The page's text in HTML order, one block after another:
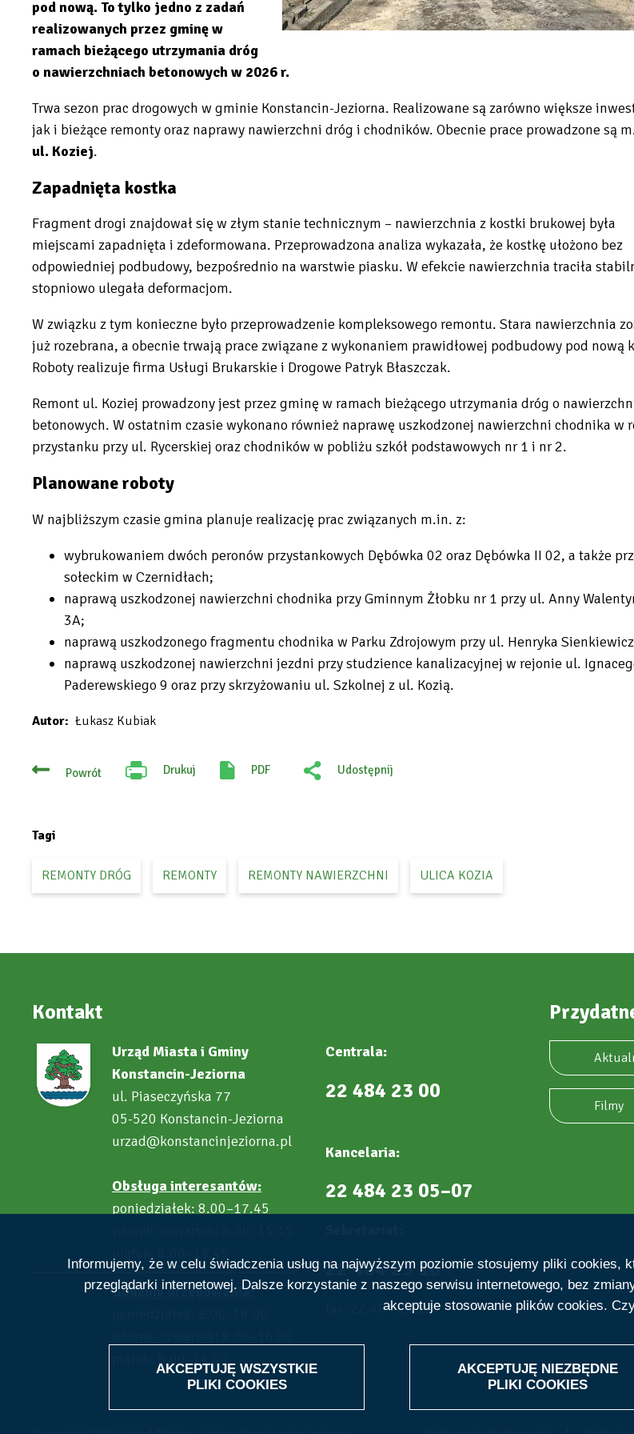
Informujemy, że w celu świadczenia usług na najwyższym poziomie stosujemy pliki cookies,
przeglądarki internetowej. Dalsze korzystanie z naszego serwisu internetowego, bez
akceptuje stosowanie plików cookies.
AKCEPTUJĘ WSZYSTKIE
PLIKI COOKIES
AKCEPTUJĘ NIEZBĘDNE
PLIKI COOKIES
WITHDRAW
CONSENT
pod nową. To tylko jedno z zadań
realizowanych przez gminę w
ramach bieżącego utrzymania dróg
o nawierzchniach betonowych w 2026 r.
Trwa sezon prac drogowych w gminie Konstancin-Jeziorna. Realizowane są zarówno większe
jak i bieżące remonty oraz naprawy nawierzchni dróg i chodników. Obecnie prace prowadzone są
ul. Koziej.
Zapadnięta kostka
Fragment drogi znajdował się w złym stanie technicznym – nawierzchnia z kostki brukowej była
miejscami zapadnięta i zdeformowana. Przeprowadzona analiza wykazała, że kostkę ułożono bez
odpowiedniej podbudowy, bezpośrednio na warstwie piasku. W efekcie nawierzchnia traciła
stopniowo ulegała deformacjom.
W związku z tym konieczne było przeprowadzenie kompleksowego remontu. Stara nawierzchnia
już rozebrana, a obecnie trwają prace związane z wykonaniem prawidłowej podbudowy pod nową
Roboty realizuje firma Usługi Brukarskie i Drogowe Patryk Błaszczak.
Remont ul. Koziej prowadzony jest przez gminę w ramach bieżącego utrzymania dróg o
betonowych. W ostatnim czasie wykonano również naprawę uszkodzonej nawierzchni chodnika w
przystanku przy ul. Rycerskiej oraz chodników w pobliżu szkół podstawowych nr 1 i nr 2.
Planowane roboty
W najbliższym czasie gmina planuje realizację prac związanych m.in. z:
wybrukowaniem dwóch peronów przystankowych Dębówka 02 oraz Dębówka II 02, a także
sołeckim w Czernidłach;
naprawą uszkodzonej nawierzchni chodnika przy Gminnym Żłobku nr 1 przy ul. Anny
3A;
naprawą uszkodzonego fragmentu chodnika w Parku Zdrojowym przy ul. Henryka
naprawą uszkodzonej nawierzchni jezdni przy studzience kanalizacyjnej w rejonie ul.
Paderewskiego 9 oraz przy skrzyżowaniu ul. Szkolnej z ul. Kozią.
Autor Łukasz Kubiak
Powrót Drukuj
Will
PDF
Udostępnij
Tagi
REMONTY DRÓG REMONTY REMONTY NAWIERZCHNI ULICA KOZIA
Kontakt
Urząd Miasta i Gminy
Konstancin-Jeziorna
ul. Piaseczyńska 77
05-520 Konstancin-Jeziorna
urzad@konstancinjeziorna.pl
Obsługa interesantów:
poniedziałek: 8.00–17.45
Godziny urzędowania:
Centrala:
22 484 23 00
Kancelaria:
22 484 23 05–07
22 484 23 10
fax: 22 484 23 19
Filmy